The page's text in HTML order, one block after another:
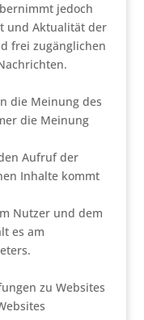
jedoch
und Aktualität der
frei zugänglichen
die Meinung des
die Meinung
Aufruf der
Inhalte kommt
Nutzer und dem
es am
zu Websites